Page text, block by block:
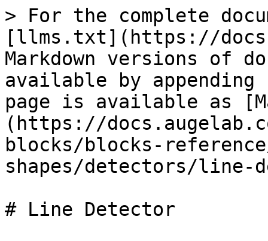
> For the complete
[llms.txt](https://
Markdown versions of
available by
page is available as
(https://
blocks/blocks-
shapes/detectors/line-
# Line Detector